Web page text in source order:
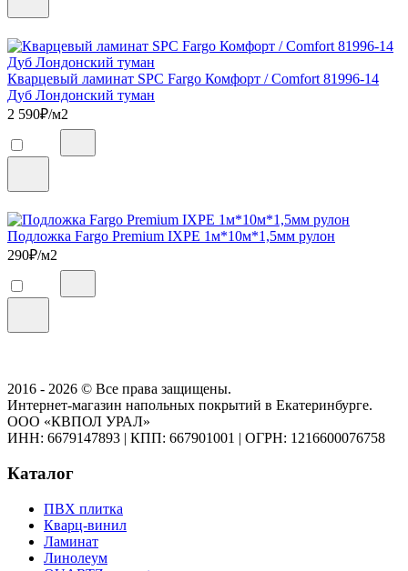
Кварцевый ламинат SPC Fargo Комфорт / Comfort 81996-14
Дуб Лондонский туман
2 590₽/м2
Подложка Fargo Premium IXPE 1м*10м*1,5мм рулон
290₽/м2
2016 - 2026 © Все права защищены.
Интернет-магазин напольных покрытий в Екатеринбурге.
ООО «КВПОЛ УРАЛ»
ИНН: 6679147893
КПП: 667901001 ОГРН: 1216600076758
Каталог
ПВХ плитка
Кварц-винил
Ламинат
Линолеум